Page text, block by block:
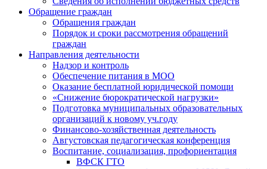
Обращение граждан
Обращения граждан
Порядок и сроки рассмотрения обращений
граждан
Направления деятельности
Надзор и контроль
Обеспечение питания в МОО
Оказание бесплатной юридической помощи
«Снижение бюрократической нагрузки»
Подготовка муниципальных образовательных
организаций к новому уч.году
Финансово-хозяйственная деятельность
Августовская педагогическая конференция
Воспитание, социализация, профориентация
ВФСК ГТО